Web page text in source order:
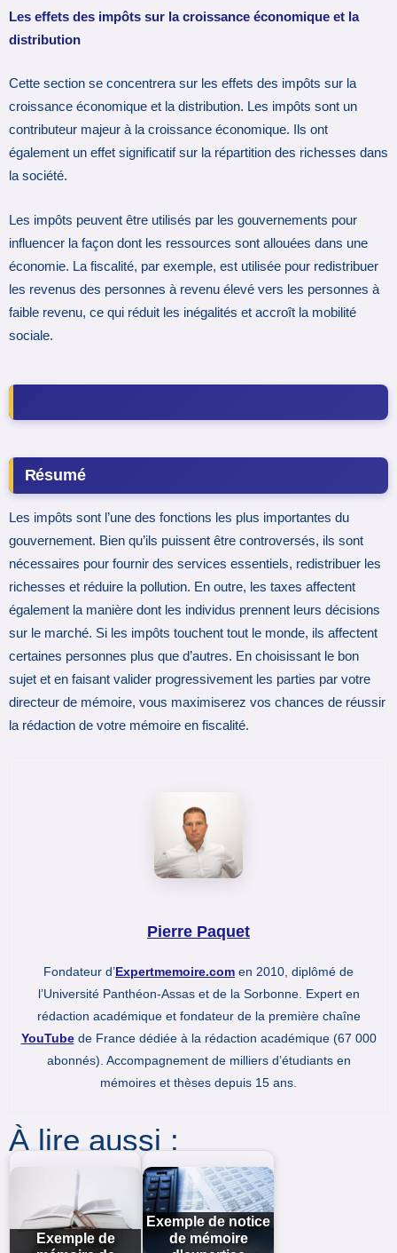
Les effets des impôts sur la croissance économique et la
distribution
Cette section se concentrera sur les effets des impôts sur la
croissance économique et la distribution. Les impôts sont un
contributeur majeur à la croissance économique. Ils ont
également un effet significatif sur la répartition des richesses dans
la société.
Les impôts peuvent être utilisés par les gouvernements pour
influencer la façon dont les ressources sont allouées dans une
économie. La fiscalité, par exemple, est utilisée pour redistribuer
les revenus des personnes à revenu élevé vers les personnes à
faible revenu, ce qui réduit les inégalités et accroît la mobilité
sociale.
Résumé
Les impôts sont l’une des fonctions les plus importantes du
gouvernement. Bien qu’ils puissent être controversés, ils sont
nécessaires pour fournir des services essentiels, redistribuer les
richesses et réduire la pollution. En outre, les taxes affectent
également la manière dont les individus prennent leurs décisions
sur le marché. Si les impôts touchent tout le monde, ils affectent
certaines personnes plus que d’autres. En choisissant le bon
sujet et en faisant valider progressivement les parties par votre
directeur de mémoire, vous maximiserez vos chances de réussir
la rédaction de votre mémoire en fiscalité.
Pierre Paquet
Fondateur d’Expertmemoire.com en 2010, diplômé de
l’Université Panthéon-Assas et de la Sorbonne. Expert en
rédaction académique et fondateur de la première chaîne
YouTubede France dédiée à la rédaction académique (67 000
abonnés). Accompagnement de milliers d’étudiants en
mémoires et thèses depuis 15 ans.
À lire aussi :
Exemple de
Exemple de notice
de mémoire